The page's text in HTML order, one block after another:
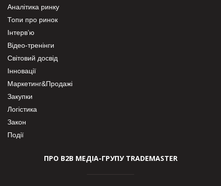
Аналітика ринку
Топи про ринок
Інтерв’ю
Відео-тренінги
Світовий досвід
Інновації
Маркетинг&Продажі
Закупки
Логістика
Закон
Події
ПРО В2В МЕДІА-ГРУПУ TRADEMASTER